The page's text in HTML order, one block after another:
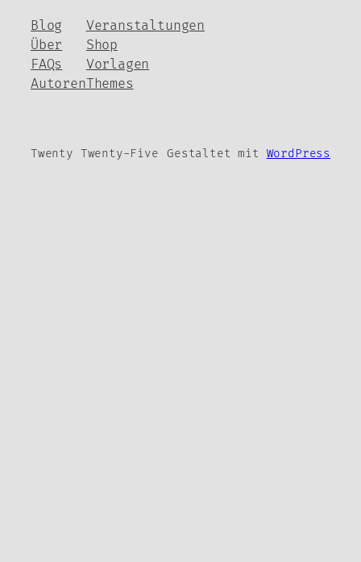
Blog
Über
FAQs
Autoren
Veranstaltungen
Shop
Vorlagen
Themes
Twenty Twenty-Five Gestaltet mit WordPress